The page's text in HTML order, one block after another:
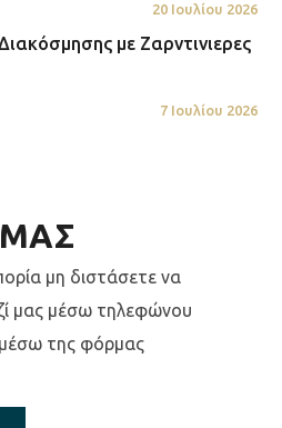
20 Ιουλίου 2026
με Ζαρντινιερες
7 Ιουλίου 2026
μη διστάσετε να
μας μέσω τηλεφώνου
της φόρμας